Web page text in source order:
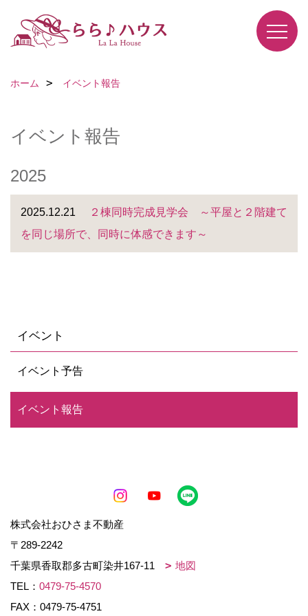
ホーム イベント報告
イベント報告
2025
2025.12.21
２棟同時完成見学会 ～平屋と２階建て
を同じ場所で、同時に体感できます～
イベント
イベント予告
イベント報告
株式会社おひさま不動産
〒289-2242
千葉県香取郡多古町染井167-11
地図
TEL： 0479-75-4570
FAX：0479-75-4751